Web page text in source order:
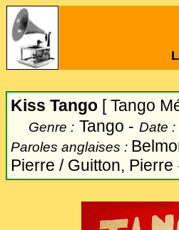
Kiss Tango [ Tango
Genre : Tango - Date :
Paroles anglaises :
Pierre / Guitton, Pierre